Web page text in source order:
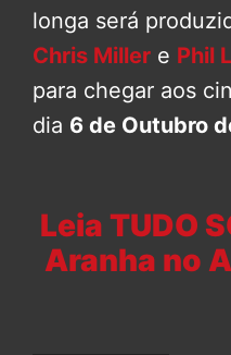
longa será
Chris Miller e Phil
para chegar aos
dia 6 de Outubro
Leia TUDO
Aranha no